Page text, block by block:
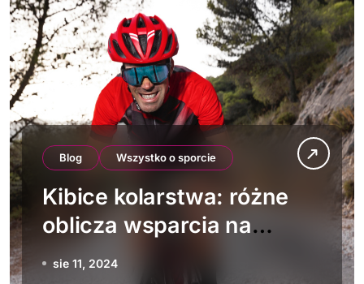
Blog Wszystko o sporcie
Kibice kolarstwa: różne
oblicza wsparcia na
trasach
sie 11, 2024